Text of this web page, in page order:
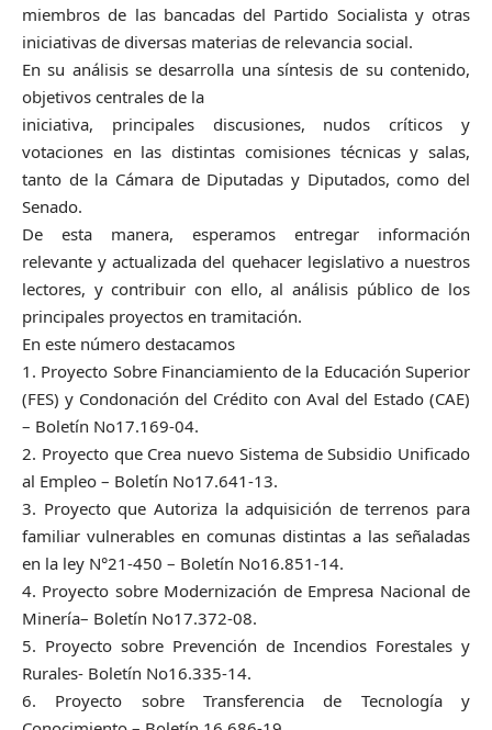
miembros de las bancadas del Partido Socialista y otras
iniciativas de diversas materias de relevancia social.
En su análisis se desarrolla una síntesis de su contenido,
objetivos centrales de la
iniciativa, principales discusiones, nudos críticos y
votaciones en las distintas comisiones técnicas y salas,
tanto de la Cámara de Diputadas y Diputados, como del
Senado.
De esta manera, esperamos entregar información
relevante y actualizada del quehacer legislativo a nuestros
lectores, y contribuir con ello, al análisis público de los
principales proyectos en tramitación.
En este número destacamos
1. Proyecto Sobre Financiamiento de la Educación Superior
(FES) y Condonación del Crédito con Aval del Estado (CAE)
– Boletín No17.169-04.
2. Proyecto que Crea nuevo Sistema de Subsidio Unificado
al Empleo – Boletín No17.641-13.
3. Proyecto que Autoriza la adquisición de terrenos para
familiar vulnerables en comunas distintas a las señaladas
en la ley N°21-450 – Boletín No16.851-14.
4. Proyecto sobre Modernización de Empresa Nacional de
Minería– Boletín No17.372-08.
5. Proyecto sobre Prevención de Incendios Forestales y
Rurales- Boletín No16.335-14.
6. Proyecto sobre Transferencia de Tecnología y